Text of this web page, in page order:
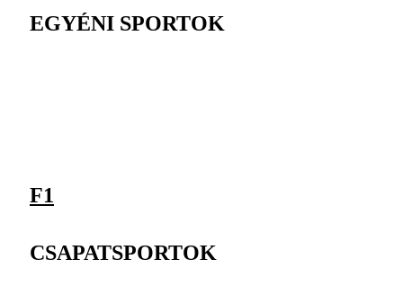
EGYÉNI SPORTOK
F1
CSAPATSPORTOK